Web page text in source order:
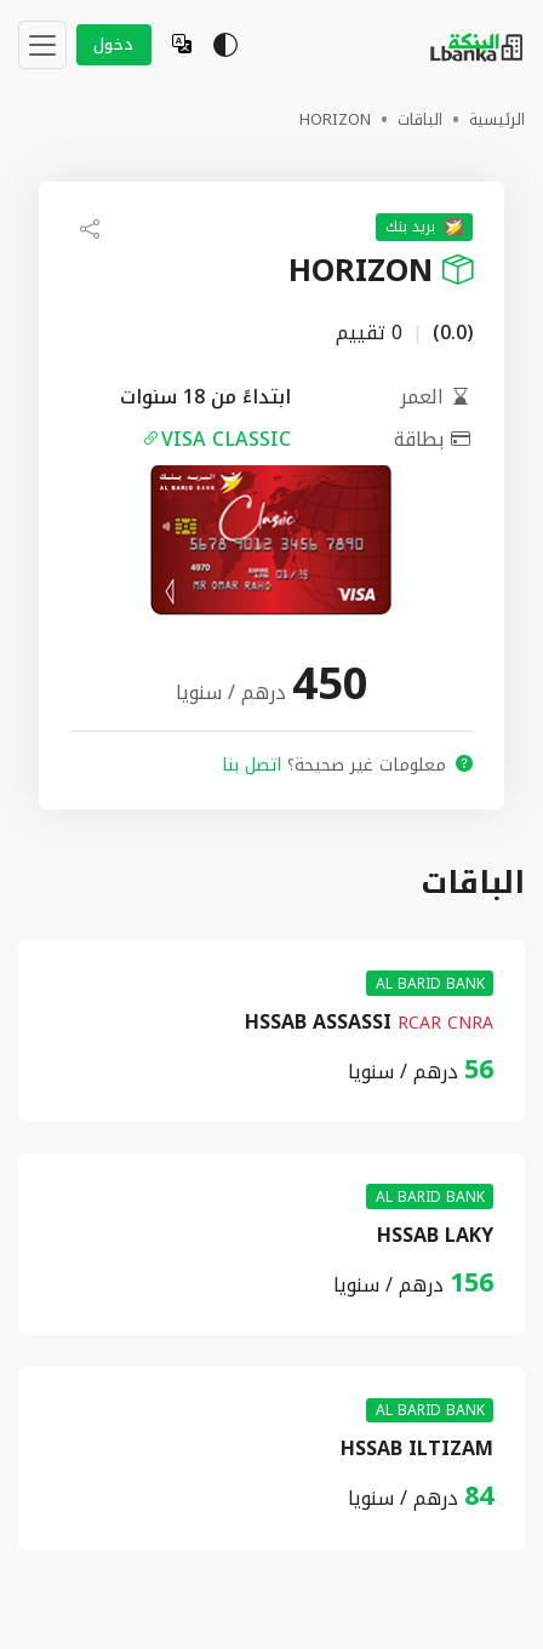
دخول
الرئيسية الباقات HORIZON
بريد بنك
HORIZON
(0.0)
| 0 تقييم
العمر
ابتداءً من 18 سنوات
بطاقة
VISA CLASSIC
450 درهم / سنويا
معلومات غير صحيحة؟ اتصل بنا
الباقات
AL BARID BANK
HSSAB ASSASSI RCAR CNRA
56 درهم / سنويا
AL BARID BANK
HSSAB LAKY
156 درهم / سنويا
AL BARID BANK
HSSAB ILTIZAM
84 درهم / سنويا